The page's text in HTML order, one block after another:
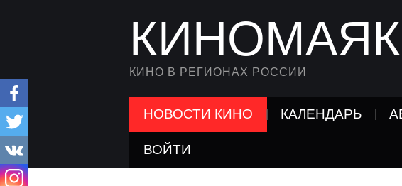
КИНОМАЯК
КИНО В РЕГИОНАХ РОССИИ
НОВОСТИ КИНО КАЛЕНДАРЬ
ВОЙТИ